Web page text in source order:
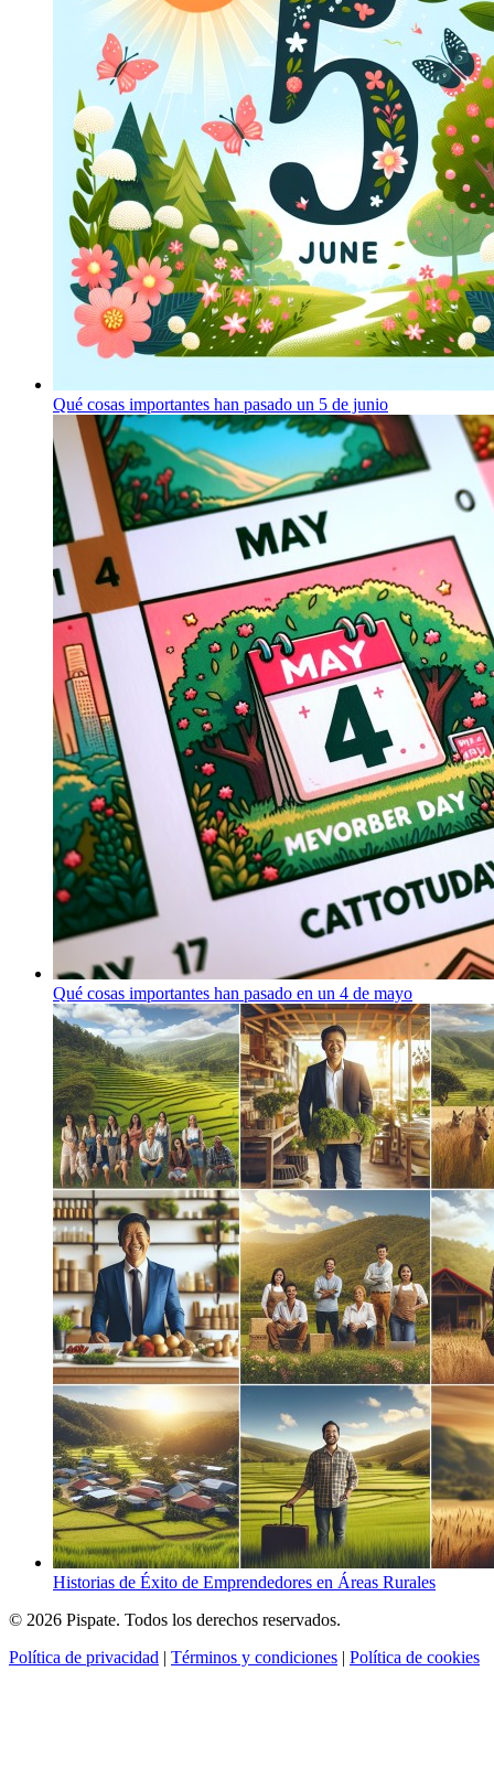
Qué cosas importantes han pasado un 5 de junio
Qué cosas importantes han pasado en un 4 de mayo
Historias de Éxito de Emprendedores en Áreas Rurales
© 2026 Pispate. Todos los derechos reservados.
Política de privacidad | Términos y condiciones | Política de cookies